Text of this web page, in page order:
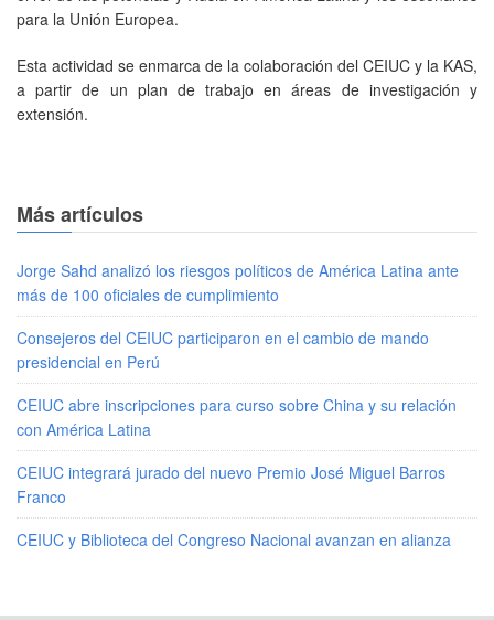
para la Unión Europea.
Esta actividad se enmarca de la colaboración del CEIUC y la KAS,
a partir de un plan de trabajo en áreas de investigación y
extensión.
Más artículos
Jorge Sahd analizó los riesgos políticos de América Latina ante
más de 100 oficiales de cumplimiento
Consejeros del CEIUC participaron en el cambio de mando
presidencial en Perú
CEIUC abre inscripciones para curso sobre China y su relación
con América Latina
CEIUC integrará jurado del nuevo Premio José Miguel Barros
Franco
CEIUC y Biblioteca del Congreso Nacional avanzan en alianza